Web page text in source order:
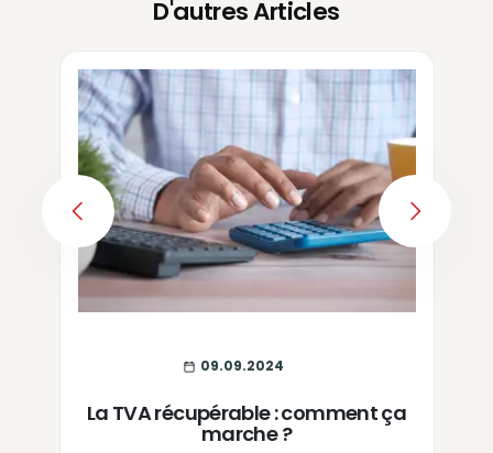
D'autres Articles
09.09.2024
La TVA récupérable : comment ça
marche ?
PREVIOUS